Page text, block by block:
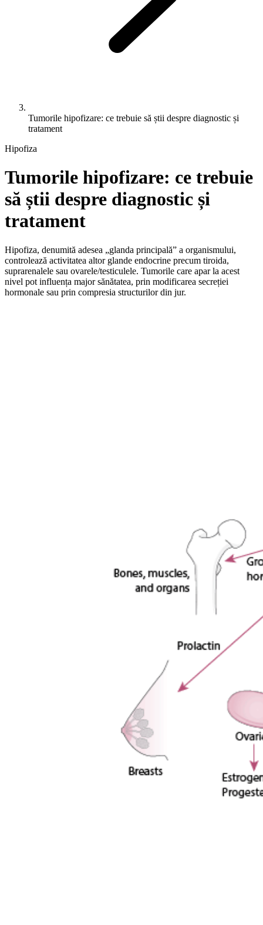
Tumorile hipofizare: ce trebuie să știi despre diagnostic și
tratament
Hipofiza
Tumorile hipofizare: ce trebuie
să știi despre diagnostic și
tratament
Hipofiza, denumită adesea „glanda principală” a organismului,
controlează activitatea altor glande endocrine precum tiroida,
suprarenalele sau ovarele/testiculele. Tumorile care apar la acest
nivel pot influența major sănătatea, prin modificarea secreției
hormonale sau prin compresia structurilor din jur.